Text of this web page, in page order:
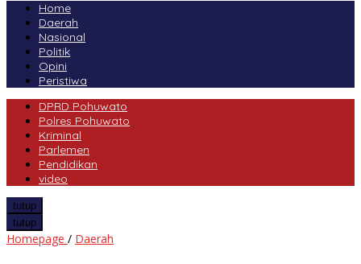
Home
Daerah
Nasional
Politik
Opini
Peristiwa
DPRD Pohuwato
Polres Pohuwato
Kriminal
Parlemen
Pendidikan
video
tutup
tutup
Homepage / Daerah